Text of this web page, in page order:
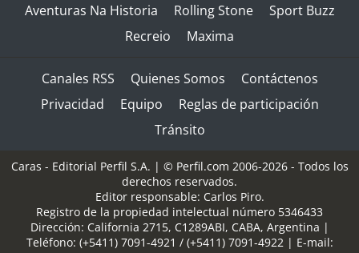
Aventuras Na Historia
Rolling Stone
Sport Buzz
Recreio
Maxima
Canales RSS Quienes Somos
Contáctenos
Privacidad
Equipo
Reglas de participación
Tránsito
Caras - Editorial Perfil S.A. | © Perfil.com 2006-2026 - Todos los
derechos reservados.
Editor responsable: Carlos Piro.
Registro de la propiedad intelectual número 5346433
Dirección: California 2715, C1289ABI, CABA, Argentina |
Teléfono: (+5411) 7091-4921 / (+5411) 7091-4922| E-mail: